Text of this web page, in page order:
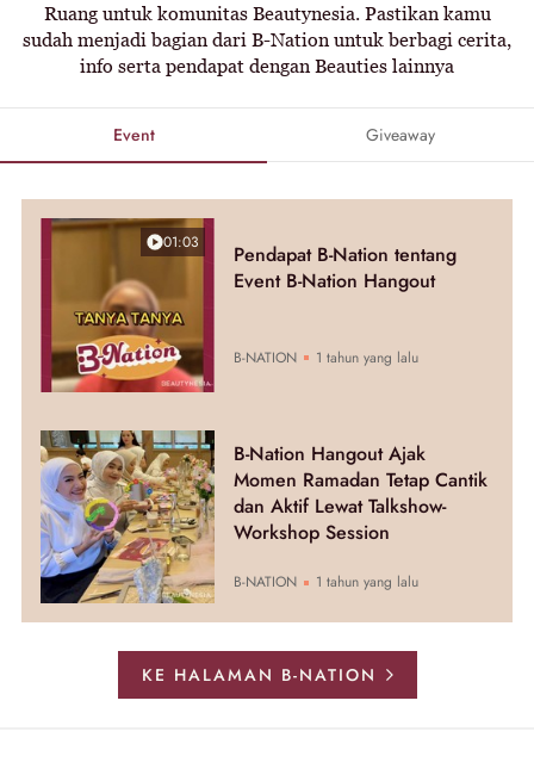
Ruang untuk komunitas Beautynesia. Pastikan kamu
sudah menjadi bagian dari B-Nation untuk berbagi cerita,
info serta pendapat dengan Beauties lainnya
Event Giveaway
01:03
Pendapat B-Nation tentang
Event B-Nation Hangout
B-NATION 1 tahun yang lalu
B-Nation Hangout Ajak
Momen Ramadan Tetap Cantik
dan Aktif Lewat Talkshow-
Workshop Session
B-NATION 1 tahun yang lalu
KE HALAMAN B-NATION